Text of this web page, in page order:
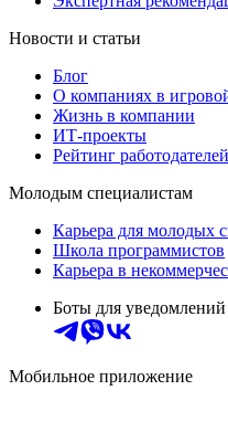
Новости и статьи
Блог
О компаниях в
Жизнь в компании
ИТ-проекты
Рейтинг
Молодым специалистам
Карьера для молодых
Школа программистов
Карьера в
Боты для уведомлений
Мобильное приложение